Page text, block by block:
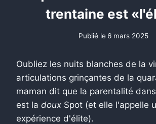
trentaine est
Publié le 6 mars 2025
Oubliez les nuits blanches de la
articulations grinçantes de la
maman dit que la parentalité
est la doux Spot (et elle l'appelle
expérience d'élite).